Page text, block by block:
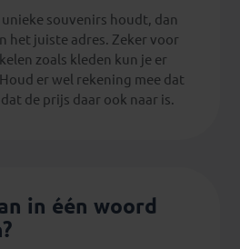
souvenirs houdt, dan
het juiste adres. Zeker voor
zoals kleden kun je er
er wel rekening mee dat
de prijs daar ook naar is.
in één woord